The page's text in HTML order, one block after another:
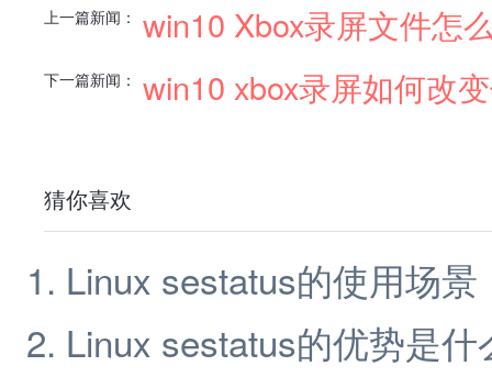
上一篇新闻： win10 Xbox录屏文件怎
下一篇新闻： win10 xbox录屏如何改
猜你喜欢
Linux sestatus的使用场景
Linux sestatus的优势是什